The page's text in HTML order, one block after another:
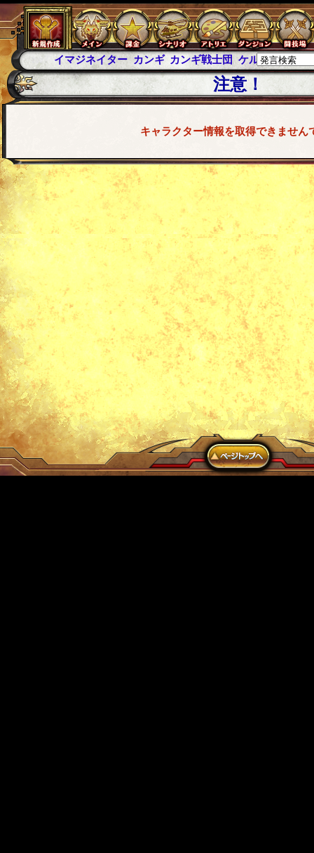
イマジネイター カンギ カンギ戦士団 ケルブレ ケルベロ
注意！
キャラクター情報を取得できません